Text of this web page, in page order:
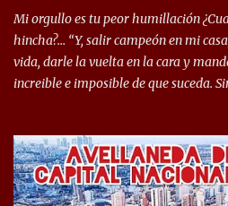
Seleccionado Argentino, rendimiento
mostrar en Independiente. En e...
Mi orgullo es tu peor humillación
hincha?… “Y, salir campeón en mi
vida, darle la vuelta en la cara y
increible e imposible de que suceda.
campeonato del '83 año
haber mandado al descenso a su
1983 es una fecha que pocos hinchas